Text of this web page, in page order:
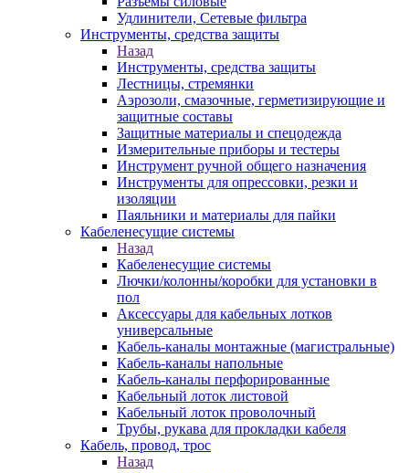
Удлинители, Сетевые фильтра
Инструменты, средства защиты
Назад
Инструменты, средства защиты
Лестницы, стремянки
Аэрозоли, смазочные, герметизирующие и
защитные составы
Защитные материалы и спецодежда
Измерительные приборы и тестеры
Инструмент ручной общего назначения
Инструменты для опрессовки, резки и
изоляции
Паяльники и материалы для пайки
Кабеленесущие системы
Назад
Кабеленесущие системы
Лючки/колонны/коробки для установки в
пол
Аксессуары для кабельных лотков
универсальные
Кабель-каналы монтажные (магистральные)
Кабель-каналы напольные
Кабель-каналы перфорированные
Кабельный лоток листовой
Кабельный лоток проволочный
Трубы, рукава для прокладки кабеля
Кабель, провод, трос
Назад